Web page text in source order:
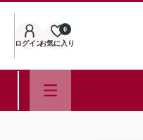
ログインお気に入り
0